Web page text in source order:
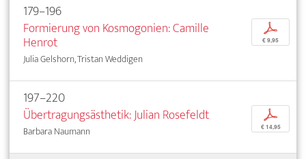
179–196
Formierung von Kosmogonien: Camille
Henrot
Julia Gelshorn, Tristan Weddigen
p
€ 9,95
197–220
Übertragungsästhetik: Julian Rosefeldt
Barbara Naumann
p
€ 14,95